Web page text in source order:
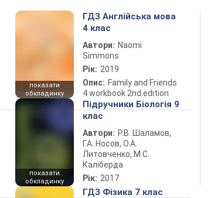
показати
обкладинку
ГДЗ Англійська мова
4 клас
Автори: Naomi
Simmons
Рік: 2019
Опис: Family and Friends
4 workbook 2nd edition
показати
обкладинку
Підручники Біологія 9
клас
Автори: Р.В. Шаламов,
Г.А. Носов, О.А.
Литовченко, М.С.
Каліберда
Рік: 2017
ГДЗ Фізика 7 клас